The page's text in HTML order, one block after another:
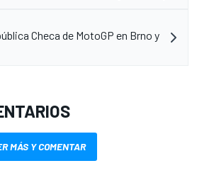
Checa de MotoGP en Brno y
MÁS Y COMENTAR